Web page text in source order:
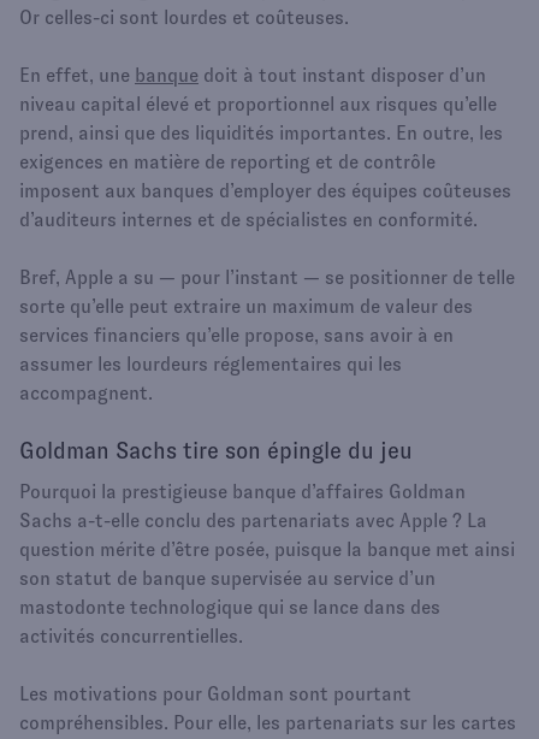
Or celles-ci sont lourdes et coûteuses.
En effet, une banque doit à tout instant disposer d’un
niveau capital élevé et proportionnel aux risques qu’elle
prend, ainsi que des liquidités importantes. En outre, les
exigences en matière de reporting et de contrôle
imposent aux banques d’employer des équipes coûteuses
d’auditeurs internes et de spécialistes en conformité.
Bref, Apple a su — pour l’instant — se positionner de telle
sorte qu’elle peut extraire un maximum de valeur des
services financiers qu’elle propose, sans avoir à en
assumer les lourdeurs réglementaires qui les
accompagnent.
Goldman Sachs tire son épingle du jeu
Pourquoi la prestigieuse banque d’affaires Goldman
Sachs a-t-elle conclu des partenariats avec Apple ? La
question mérite d’être posée, puisque la banque met ainsi
son statut de banque supervisée au service d’un
mastodonte technologique qui se lance dans des
activités concurrentielles.
Les motivations pour Goldman sont pourtant
compréhensibles. Pour elle, les partenariats sur les cartes